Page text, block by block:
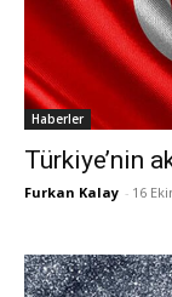
Haberler
Türkiye’nin
Furkan Kalay - 16